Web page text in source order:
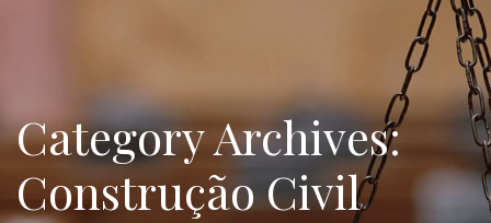
Category Archives:
Construção Civil